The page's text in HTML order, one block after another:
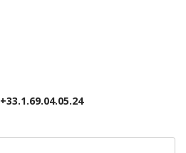
+33.1.69.04.05.24